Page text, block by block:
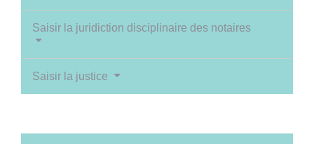
Saisir la juridiction disciplinaire des notaires
Saisir la justice